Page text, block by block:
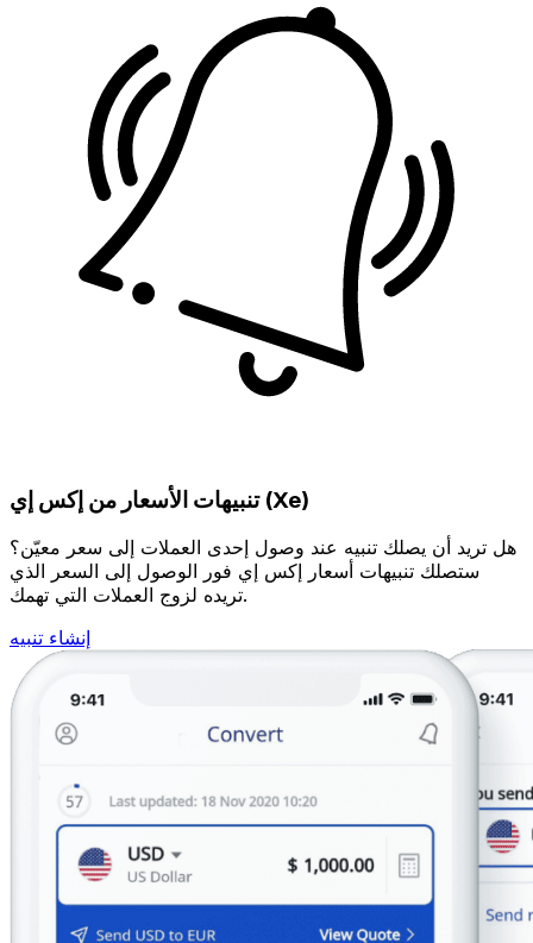
تنبيهات الأسعار من إكس إي (Xe)
هل تريد أن يصلك تنبيه عند وصول إحدى العملات إلى سعر معيّن؟
ستصلك تنبيهات أسعار إكس إي فور الوصول إلى السعر الذي
تريده لزوج العملات التي تهمك.
إنشاء تنبيه